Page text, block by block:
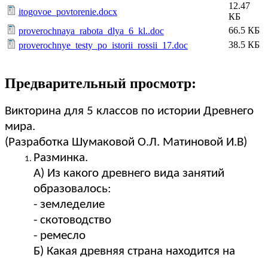
itogovoe_povtorenie.docx
12.47
КБ
proverochnaya_rabota_dlya_6_kl..doc
66.5 КБ
proverochnye_testy_po_istorii_rossii_17.doc
38.5 КБ
Предварительный просмотр:
Викторина для 5 классов по истории Древнего
мира.
(Разработка Шумаковой О.Л. Матиновой И.В)
Разминка.
А) Из какого древнего вида занятий
образовалось:
- земледелие
- скотоводство
- ремесло
Б) Какая древняя страна находится на